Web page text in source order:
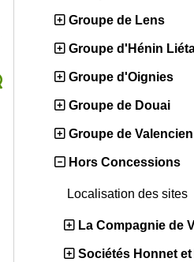
Groupe de Lens
Groupe d'Hénin
Groupe d'Oignies
Groupe de Douai
Groupe de
Hors Concessions
Localisation des sites
La Compagnie de
Sociétés Honnet et